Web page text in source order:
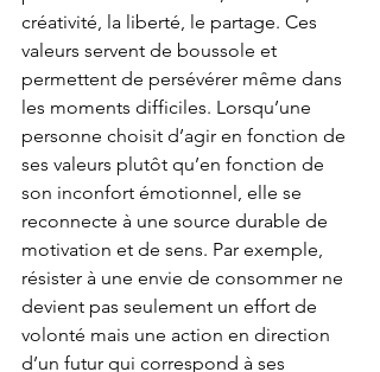
créativité, la liberté, le partage. Ces
valeurs servent de boussole et
permettent de persévérer même dans
les moments difficiles. Lorsqu’une
personne choisit d’agir en fonction de
ses valeurs plutôt qu’en fonction de
son inconfort émotionnel, elle se
reconnecte à une source durable de
motivation et de sens. Par exemple,
résister à une envie de consommer ne
devient pas seulement un effort de
volonté mais une action en direction
d’un futur qui correspond à ses